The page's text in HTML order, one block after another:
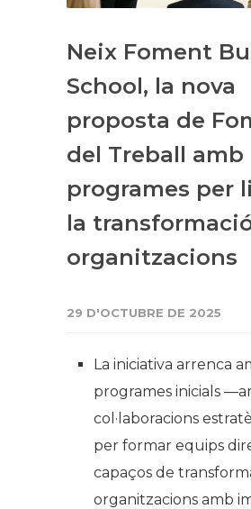
Neix Foment
School, la nova
proposta de
del Treball amb
programes per
la
organitzacions
29 D'OCTUBRE DE 2025
La iniciativa arrenca
programes inicials
col·laboracions
per formar equips
capaços de
organitzacions amb